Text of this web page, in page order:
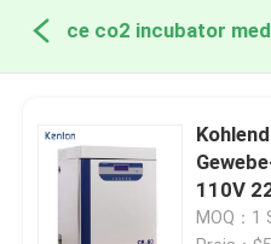
110V
Labor
MOQ：1